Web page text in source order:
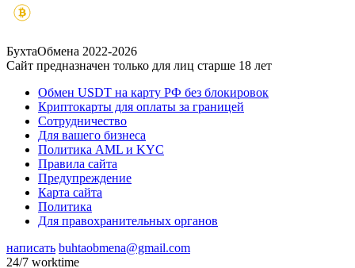
БухтаОбмена 2022-2026
Сайт предназначен только для лиц старше 18 лет
Обмен USDT на карту РФ без блокировок
Криптокарты для оплаты за границей
Сотрудничество
Для вашего бизнеса
Политика AML и KYC
Правила сайта
Предупреждение
Карта сайта
Политика
Для правохранительных органов
написать buhtaobmena@gmail.com
24/7 worktime